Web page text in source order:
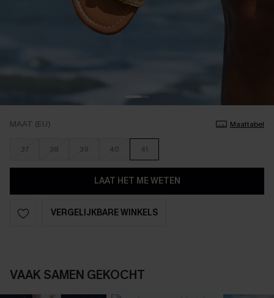
MAAT (EU) Maattabel
37 38 39 40 41
LAAT HET ME WETEN
VERGELIJKBARE WINKELS
VAAK SAMEN GEKOCHT